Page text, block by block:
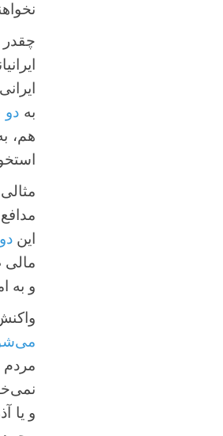
چقدر
به
هم،
این
مالی
و به
مردم
و یا